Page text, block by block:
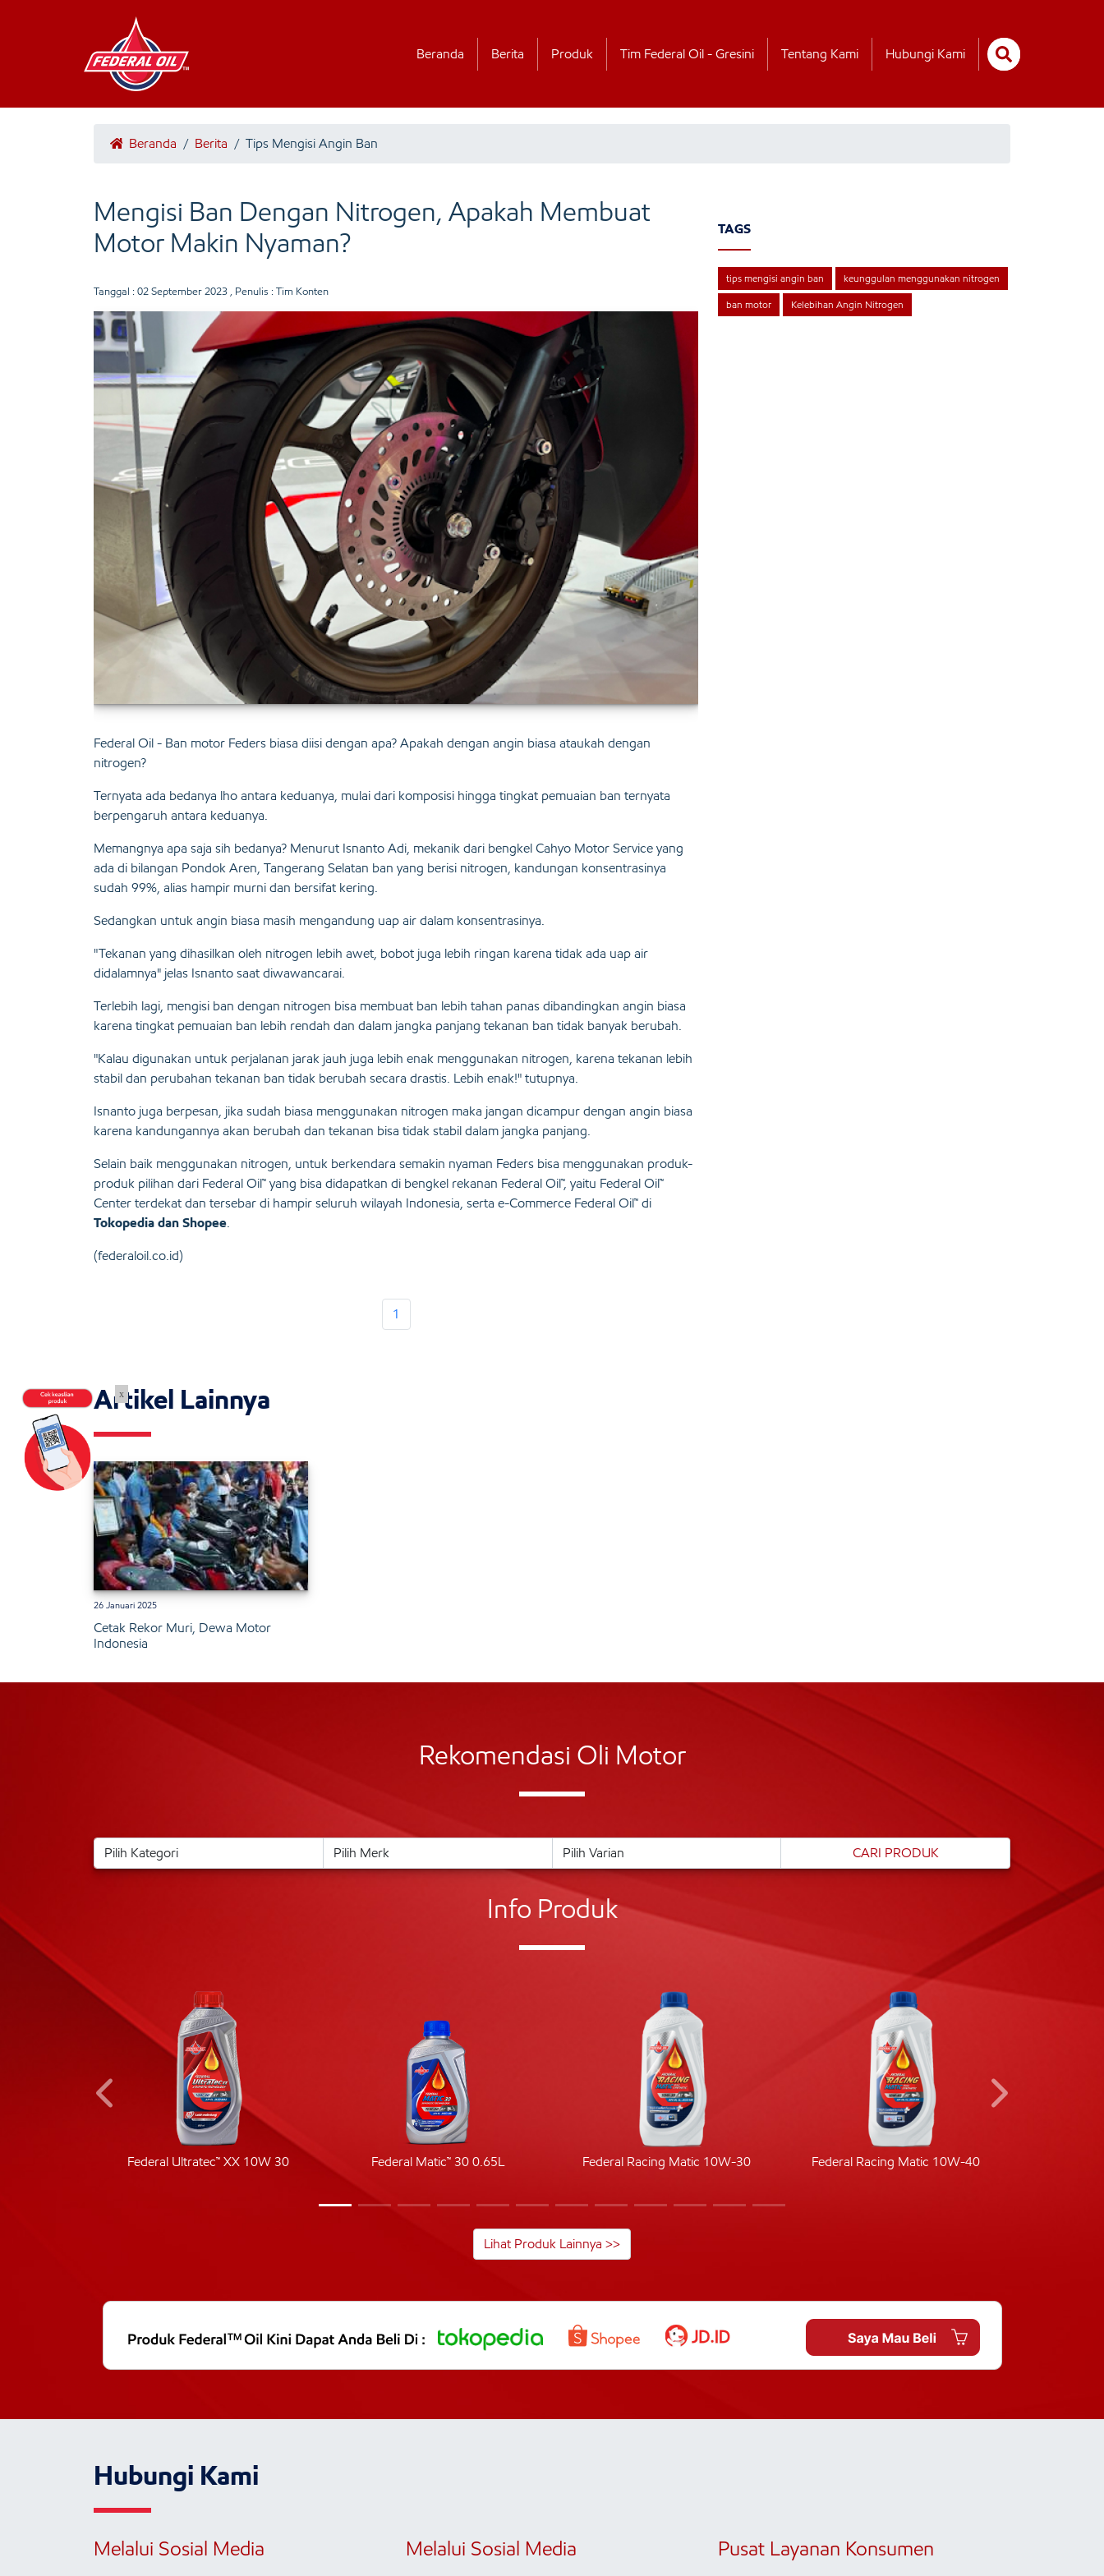
Beranda Berita Produk Tim Federal Oil - Gresini Tentang Kami Hubungi Kami
Beranda / Berita / Tips Mengisi Angin Ban
Mengisi Ban Dengan Nitrogen, Apakah Membuat
Motor Makin Nyaman?
Tanggal : 02 September 2023 , Penulis : Tim Konten
Federal Oil - Ban motor Feders biasa diisi dengan apa? Apakah dengan angin biasa ataukah dengan
nitrogen?
Ternyata ada bedanya lho antara keduanya, mulai dari komposisi hingga tingkat pemuaian ban ternyata
berpengaruh antara keduanya.
Memangnya apa saja sih bedanya? Menurut Isnanto Adi, mekanik dari bengkel Cahyo Motor Service yang
ada di bilangan Pondok Aren, Tangerang Selatan ban yang berisi nitrogen, kandungan konsentrasinya
sudah 99%, alias hampir murni dan bersifat kering.
Sedangkan untuk angin biasa masih mengandung uap air dalam konsentrasinya.
"Tekanan yang dihasilkan oleh nitrogen lebih awet, bobot juga lebih ringan karena tidak ada uap air
didalamnya" jelas Isnanto saat diwawancarai.
Terlebih lagi, mengisi ban dengan nitrogen bisa membuat ban lebih tahan panas dibandingkan angin biasa
karena tingkat pemuaian ban lebih rendah dan dalam jangka panjang tekanan ban tidak banyak berubah.
"Kalau digunakan untuk perjalanan jarak jauh juga lebih enak menggunakan nitrogen, karena tekanan lebih
stabil dan perubahan tekanan ban tidak berubah secara drastis. Lebih enak!" tutupnya.
Isnanto juga berpesan, jika sudah biasa menggunakan nitrogen maka jangan dicampur dengan angin biasa
karena kandungannya akan berubah dan tekanan bisa tidak stabil dalam jangka panjang.
Selain baik menggunakan nitrogen, untuk berkendara semakin nyaman Feders bisa menggunakan produk-
produk pilihan dari Federal Oil™ yang bisa didapatkan di bengkel rekanan Federal Oil™, yaitu Federal Oil™
Center terdekat dan tersebar di hampir seluruh wilayah Indonesia, serta e-Commerce Federal Oil™ di
Tokopedia dan Shopee.
(federaloil.co.id)
1
TAGS
tips mengisi angin ban keunggulan menggunakan nitrogen
ban motor Kelebihan Angin Nitrogen
Artikel Lainnya
26 Januari 2025
Cetak Rekor Muri, Dewa Motor
Indonesia
Rekomendasi Oli Motor
Info Produk
Federal Ultratec™ XX 10W 30 Federal Matic™ 30 0.65L Federal Racing Matic 10W-30 Federal Racing Matic 10W-40
Lihat Produk Lainnya >>
Hubungi Kami
Melalui Sosial Media Melalui Sosial Media Pusat Layanan Konsumen
x